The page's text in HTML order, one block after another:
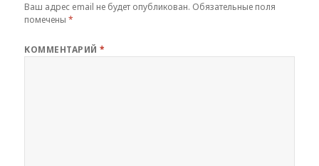
Ваш адрес email не будет опубликован. Обязательные поля
помечены*
КОММЕНТАРИЙ*